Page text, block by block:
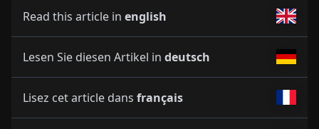
Read this article in english
Lesen Sie diesen Artikel in deutsch
Lisez cet article dans français